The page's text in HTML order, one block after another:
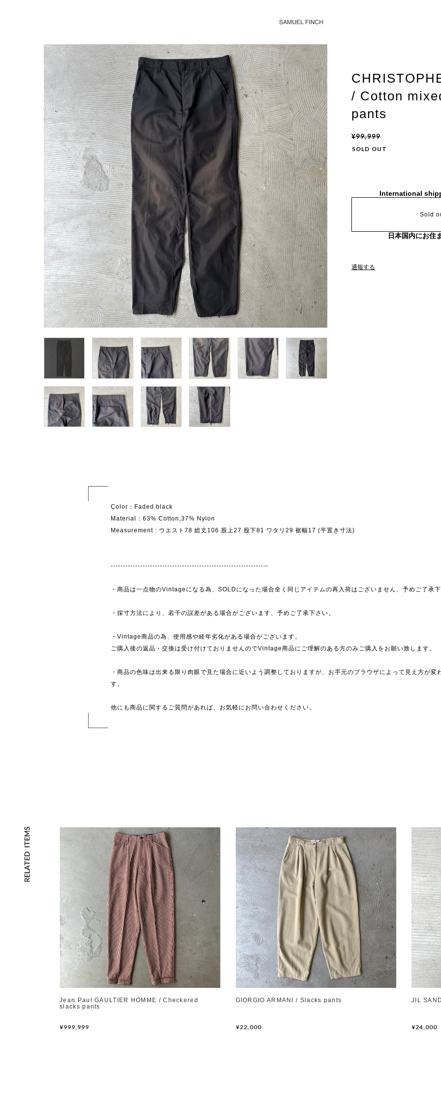
/ Cotton
pants
¥99,999
SOLD OUT
International
Sold
日本国内にお住
通報する
Color：Faded black
Material：63% Cotton,37% Nylon
Measurement : ウエスト78 総丈106 股上27 股下81 ワタリ29 裾幅17 (平置き寸法)
----------------------------------------------------------------
・商品は一点物のVintageになる為、SOLDになった場合全く同じアイテムの再入荷はございません、予めご了承
・採寸方法により、若干の誤差がある場合がございます、予めご了承下さい。
・Vintage商品の為、使用感や経年劣化がある場合がございます。
ご購入後の返品・交換は受け付けておりませんのでVintage商品にご理解のある方のみご購入をお願い致します。
・商品の色味は出来る限り肉眼で見た場合に近いよう調整しておりますが、お手元のブラウザによって見え方が変
す。
他にも商品に関するご質問があれば、お気軽にお問い合わせください。
Jean Paul GAULTIER HOMME / Checkered
slacks pants
¥999,999
GIORGIO ARMANI / Slacks pants
¥22,000
JIL
¥24,000